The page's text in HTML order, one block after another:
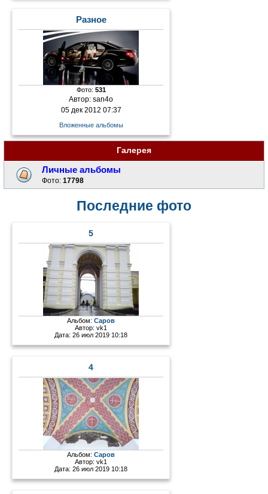
Разное
Фото: 531
Автор:san4o
05 дек 2012 07:37
Вложенные альбомы
Галерея
Личные альбомы
Фото:17798
Последние фото
5
Альбом:Саров
Автор:vk1
Дата: 26 июл 2019 10:18
4
Альбом:Саров
Автор:vk1
Дата: 26 июл 2019 10:18